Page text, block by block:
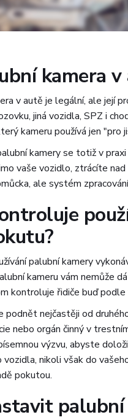
kamera
v autě je legální, ale její
jiná vozidla, SPZ i
kameru používá jen "pro
kamery se totiž v
vaše vozidlo, ztrácíte
ale systém
palubní kamery
kameru vám nemůže
kontroluje řidiče buď
podnět nejčastěji od
nebo orgán činný v
výzvu, abyste
nikoli však do
pokutou.